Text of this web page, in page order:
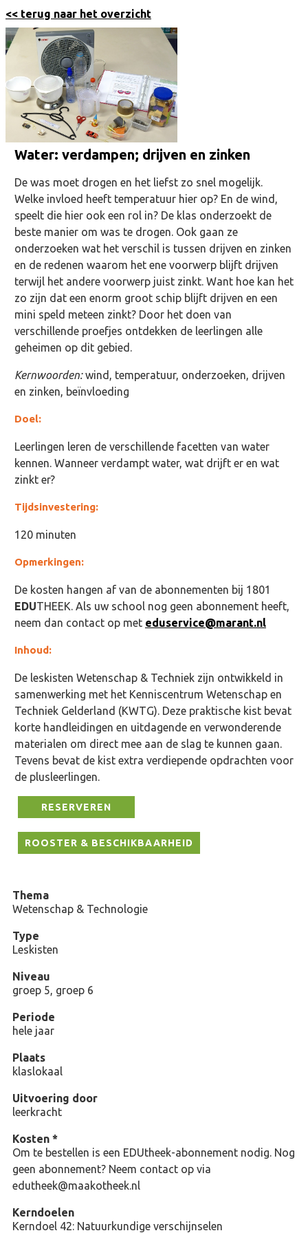
<< terug naar het overzicht
Water: verdampen; drijven en zinken
De was moet drogen en het liefst zo snel mogelijk.
Welke invloed heeft temperatuur hier op? En de wind,
speelt die hier ook een rol in? De klas onderzoekt de
beste manier om was te drogen. Ook gaan ze
onderzoeken wat het verschil is tussen drijven en zinken
en de redenen waarom het ene voorwerp blijft drijven
terwijl het andere voorwerp juist zinkt. Want hoe kan het
zo zijn dat een enorm groot schip blijft drijven en een
mini speld meteen zinkt? Door het doen van
verschillende proefjes ontdekken de leerlingen alle
geheimen op dit gebied.
Kernwoorden:wind, temperatuur, onderzoeken, drijven
en zinken, beïnvloeding
Doel:
Leerlingen leren de verschillende facetten van water
kennen. Wanneer verdampt water, wat drijft er en wat
zinkt er?
Tijdsinvestering:
120 minuten
Opmerkingen:
De kosten hangen af van de abonnementen bij 1801
EDUTHEEK. Als uw school nog geen abonnement heeft,
neem dan contact op met eduservice@marant.nl
Inhoud:
De leskisten Wetenschap & Techniek zijn ontwikkeld in
samenwerking met het Kenniscentrum Wetenschap en
Techniek Gelderland (KWTG). Deze praktische kist bevat
korte handleidingen en uitdagende en verwonderende
materialen om direct mee aan de slag te kunnen gaan.
Tevens bevat de kist extra verdiepende opdrachten voor
de plusleerlingen.
RESERVEREN
ROOSTER & BESCHIKBAARHEID
Thema
Wetenschap & Technologie
Type
Leskisten
Niveau
groep 5, groep 6
Periode
hele jaar
Plaats
klaslokaal
Uitvoering door
leerkracht
Kosten *
Om te bestellen is een EDUtheek-abonnement nodig. Nog
geen abonnement? Neem contact op via
edutheek@maakotheek.nl
Kerndoelen
Kerndoel 42: Natuurkundige verschijnselen